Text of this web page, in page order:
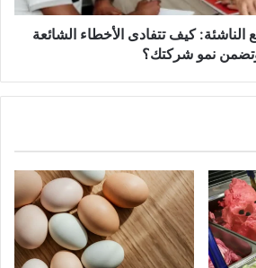
الناشئة: كيف تتفادى الأخطاء الشائعة
نمو شركتك؟